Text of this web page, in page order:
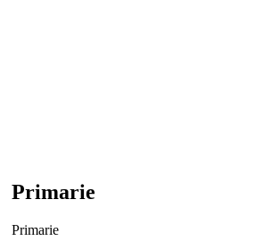
Primarie
Primarie